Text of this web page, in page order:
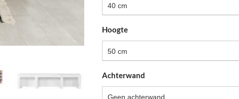
40 cm
Hoogte
50 cm
Achterwand
Geen achterwand